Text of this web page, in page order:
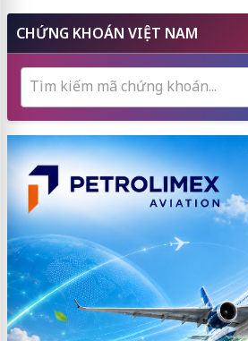
CHỨNG KHOÁN VIỆT NAM
Tìm kiếm mã chứng khoán...